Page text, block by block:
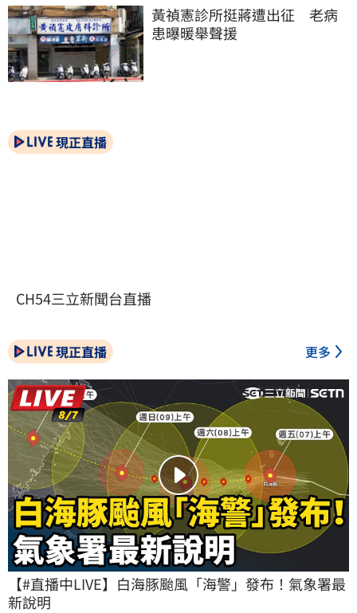
黃禎憲診所挺蔣遭出征　老病
患曝暖舉聲援
現正直播
CH54三立新聞台直播
現正直播 更多
【#直播中LIVE】白海豚颱風「海警」發布！氣象署最
新說明